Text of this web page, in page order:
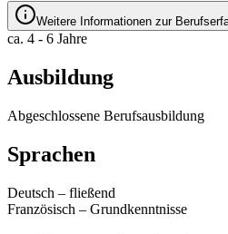
Weitere Informationen zur
ca. 4 - 6 Jahre
Ausbildung
Abgeschlossene Berufsausbildung
Sprachen
Deutsch – fließend
Französisch – Grundkenntnisse